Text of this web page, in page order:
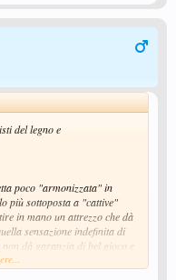
del legno e
poco "armonizzata" in
più sottoposta a "cattive"
in mano un attrezzo che dà
sensazione indefinita di
dà garanzia di bel gioco e
nelle ultime prestazioni